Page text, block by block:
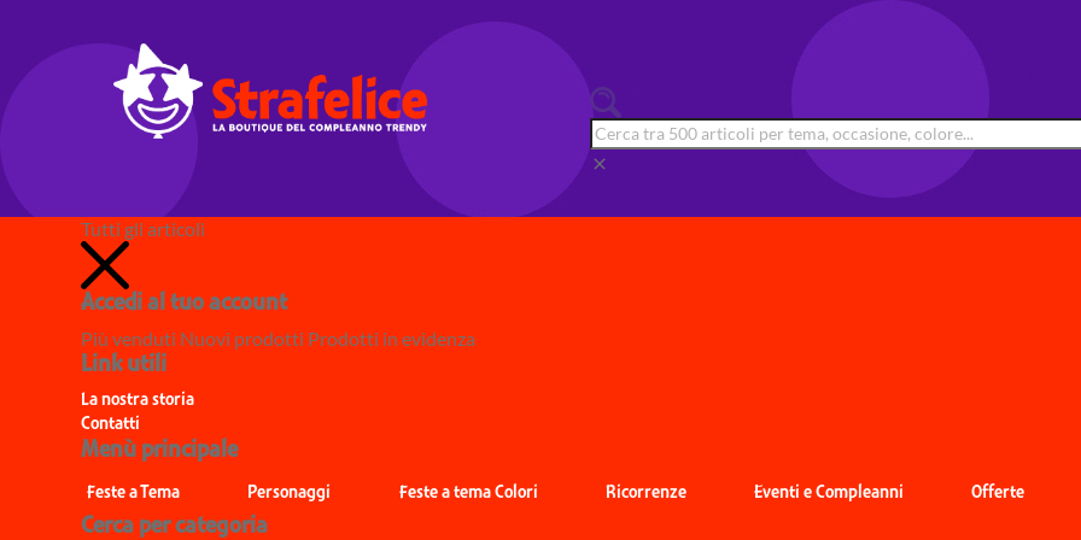
clear
Tutti gli articoli
Accedi al tuo account
Più venduti Nuovi prodotti Prodotti in evidenza
Link utili
La nostra storia
Contatti
Menù principale
Feste a Tema Personaggi Feste a tema Colori Ricorrenze Eventi e Compleanni Offerte
Cerca per categoria